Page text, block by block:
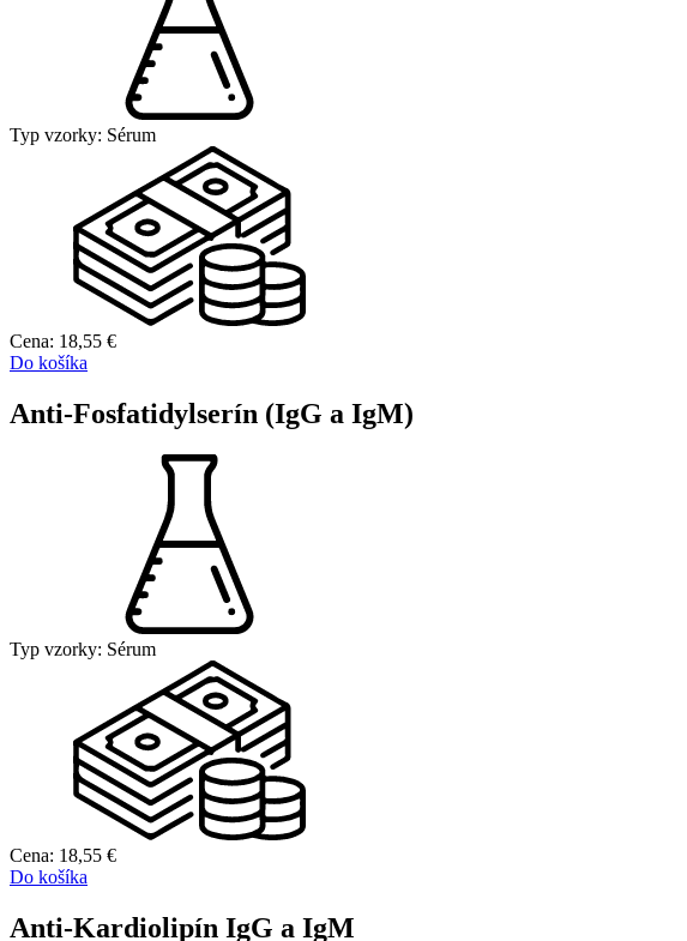
Typ vzorky: Sérum
Cena: 18,55 €
Do košíka
Anti-Fosfatidylserín (IgG a IgM)
Typ vzorky: Sérum
Cena: 18,55 €
Do košíka
Anti-Kardiolipín IgG a IgM